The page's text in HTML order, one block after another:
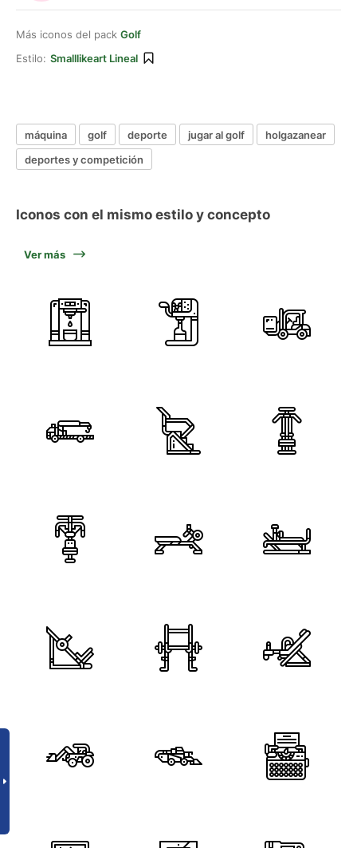
Más iconos del pack Golf
Estilo: Smalllikeart Lineal
máquina golf deporte jugar al golf
holgazanear
deportes y competición
Iconos con el mismo estilo y concepto
Ver más